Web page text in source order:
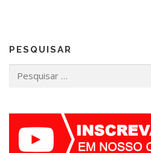
PESQUISAR
por: